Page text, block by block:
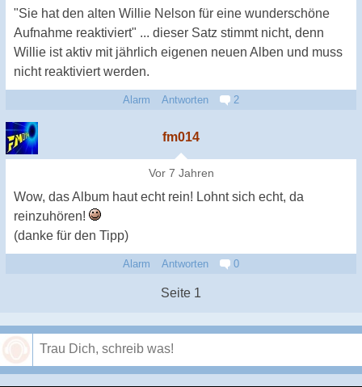
"Sie hat den alten Willie Nelson für eine wunderschöne
Aufnahme reaktiviert" ... dieser Satz stimmt nicht, denn
Willie ist aktiv mit jährlich eigenen neuen Alben und muss
nicht reaktiviert werden.
Alarm Antworten 2
fm014
Vor 7 Jahren
Wow, das Album haut echt rein! Lohnt sich echt, da
reinzuhören!
(danke für den Tipp)
Alarm Antworten 0
Seite 1